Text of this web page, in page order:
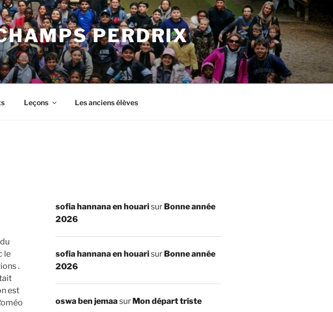
PERDRIX
Leçons Les anciens élèves
le
.
est
sofia hannana en houarisur Bonne année
2026
sofia hannana en houarisur Bonne année
2026
oswa ben jemaasur Mon départ triste